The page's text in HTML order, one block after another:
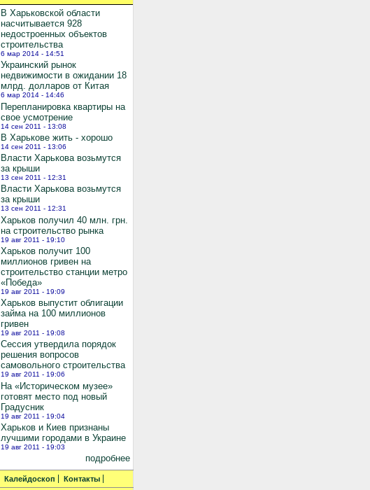
В Харьковской области
насчитывается 928
недостроенных объектов
строительства
6 мар 2014 - 14:51
Украинский рынок
недвижимости в ожидании 18
млрд. долларов от Китая
6 мар 2014 - 14:46
Перепланировка квартиры на
свое усмотрение
14 сен 2011 - 13:08
В Харькове жить - хорошо
14 сен 2011 - 13:06
Власти Харькова возьмутся
за крыши
13 сен 2011 - 12:31
Власти Харькова возьмутся
за крыши
13 сен 2011 - 12:31
Харьков получил 40 млн. грн.
на строительство рынка
19 авг 2011 - 19:10
Харьков получит 100
миллионов гривен на
строительство станции метро
«Победа»
19 авг 2011 - 19:09
Харьков выпустит облигации
займа на 100 миллионов
гривен
19 авг 2011 - 19:08
Сессия утвердила порядок
решения вопросов
самовольного строительства
19 авг 2011 - 19:06
На «Историческом музее»
готовят место под новый
Градусник
19 авг 2011 - 19:04
Харьков и Киев признаны
лучшими городами в Украине
19 авг 2011 - 19:03
подробнее
Калейдоскоп Контакты